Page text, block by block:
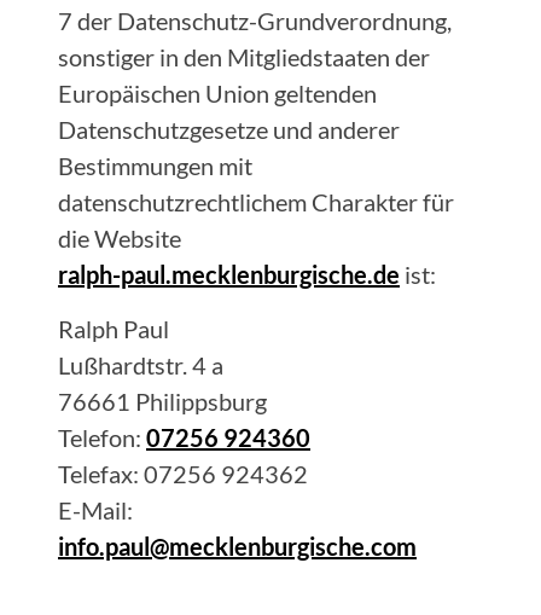
7 der Datenschutz-Grundverordnung,
sonstiger in den Mitgliedstaaten der
Europäischen Union geltenden
Datenschutzgesetze und anderer
Bestimmungen mit
datenschutzrechtlichem Charakter für
die Website
ralph-paul.mecklenburgische.de ist:
Ralph Paul
Lußhardtstr. 4 a
76661 Philippsburg
Telefon: 07256 924360
Telefax: 07256 924362
E-Mail:
info.paul@mecklenburgische.com